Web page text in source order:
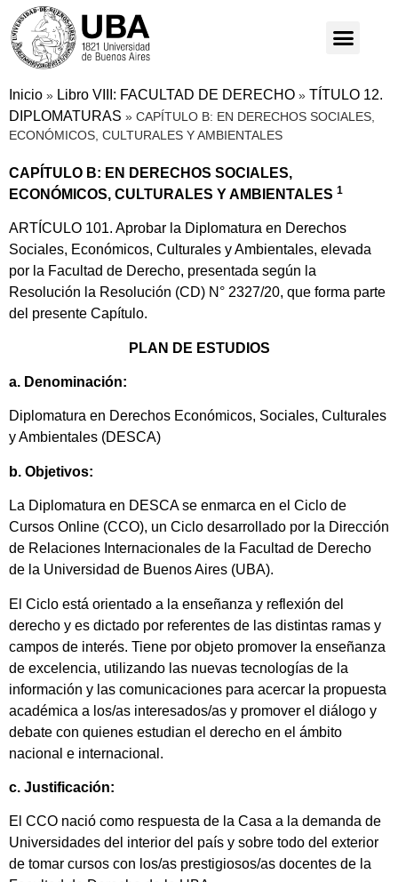
Inicio » Libro VIII: FACULTAD DE DERECHO » TÍTULO 12.
DIPLOMATURAS » CAPÍTULO B: EN DERECHOS SOCIALES,
ECONÓMICOS, CULTURALES Y AMBIENTALES
CAPÍTULO B: EN DERECHOS SOCIALES,
ECONÓMICOS, CULTURALES Y AMBIENTALES 1
ARTÍCULO 101. Aprobar la Diplomatura en Derechos
Sociales, Económicos, Culturales y Ambientales, elevada
por la Facultad de Derecho, presentada según la
Resolución la Resolución (CD) N° 2327/20, que forma parte
del presente Capítulo.
PLAN DE ESTUDIOS
a. Denominación:
Diplomatura en Derechos Económicos, Sociales, Culturales
y Ambientales (DESCA)
b. Objetivos:
La Diplomatura en DESCA se enmarca en el Ciclo de
Cursos Online (CCO), un Ciclo desarrollado por la Dirección
de Relaciones Internacionales de la Facultad de Derecho
de la Universidad de Buenos Aires (UBA).
El Ciclo está orientado a la enseñanza y reflexión del
derecho y es dictado por referentes de las distintas ramas y
campos de interés. Tiene por objeto promover la enseñanza
de excelencia, utilizando las nuevas tecnologías de la
información y las comunicaciones para acercar la propuesta
académica a los/as interesados/as y promover el diálogo y
debate con quienes estudian el derecho en el ámbito
nacional e internacional.
c. Justificación:
El CCO nació como respuesta de la Casa a la demanda de
Universidades del interior del país y sobre todo del exterior
de tomar cursos con los/as prestigiosos/as docentes de la